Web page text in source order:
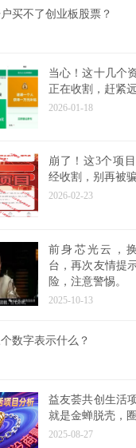
买不了创业板股票？
当心！这十几个
正在收割，赶紧
2026-01-18
崩了！这3个项
经收割，别再被骗
2026-02-23
前身芯光云，
台，再次友情提
险，注意警惕。
2025-10-13
数字表示什么？
益友荟共创生活
就是金蝉脱壳，
2025-08-27